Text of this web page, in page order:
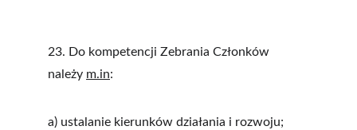
23. Do kompetencji Zebrania Członków
należy m.in:
a) ustalanie kierunków działania i rozwoju;